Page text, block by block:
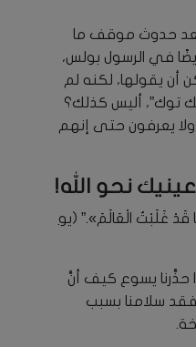
بعد حدوث موقف ما
في الرسول بولس،
أن يقولها، لكنه لم
توك”، أليس كذلك؟
ولا يعرفون حتى إنهم
نحو الله!
غَلَبْتُ الْعَالَمَ».” (يو
يسوع كيف أنَّ
سلامنا بسبب